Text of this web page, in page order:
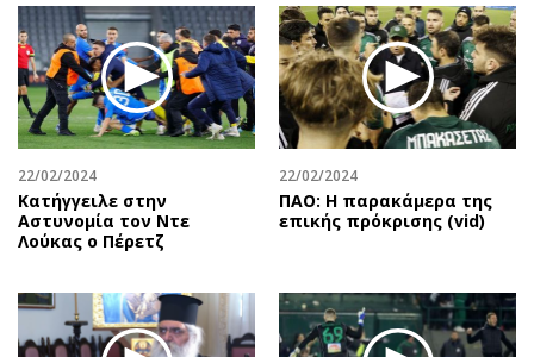
22/02/2024
Κατήγγειλε στην
Αστυνομία τον Ντε
Λούκας ο Πέρετζ
22/02/2024
ΠΑΟ: Η παρακάμερα της
επικής πρόκρισης (vid)